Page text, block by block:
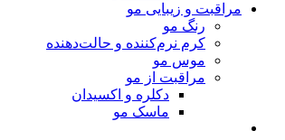
مراقبت و زیبایی مو
رنگ مو
کرم نرم‌کننده و حالت‌دهنده
موس مو
مراقبت از مو
دکلره و اکسیدان
ماسک مو